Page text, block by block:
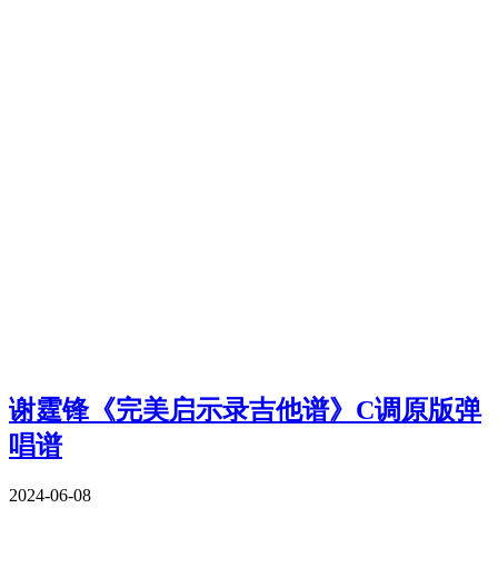
谢霆锋《完美启示录吉他谱》C调原版弹
唱谱
2024-06-08